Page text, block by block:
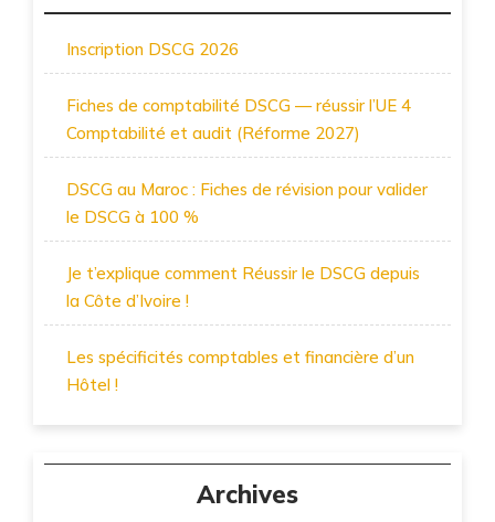
Inscription DSCG 2026
Fiches de comptabilité DSCG — réussir l’UE 4
Comptabilité et audit (Réforme 2027)
DSCG au Maroc : Fiches de révision pour valider
le DSCG à 100 %
Je t’explique comment Réussir le DSCG depuis
la Côte d’Ivoire !
Les spécificités comptables et financière d’un
Hôtel !
Archives